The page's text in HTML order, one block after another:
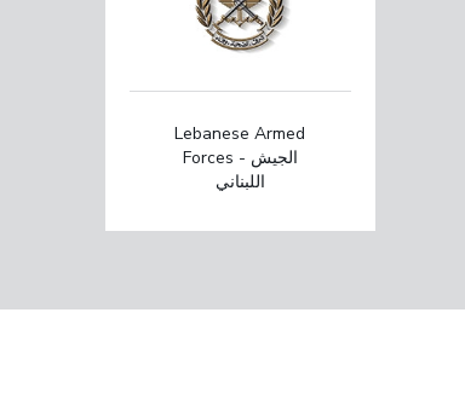
Lebanese Armed
Forces - الجيش
اللبناني